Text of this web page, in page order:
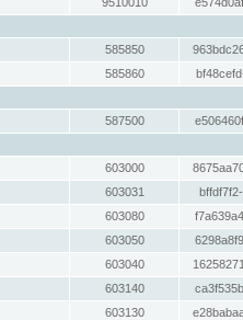
585850
585860
587500
603000
603031
603080
603050
603040
603140
603130